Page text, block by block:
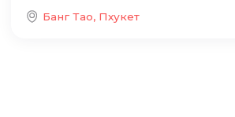
Банг Тао, Пхукет